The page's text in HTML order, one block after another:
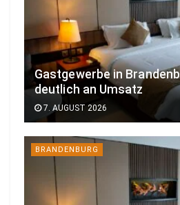
Gastgewerbe in
deutlich an Umsatz
7. AUGUST 2026
BRANDENBURG